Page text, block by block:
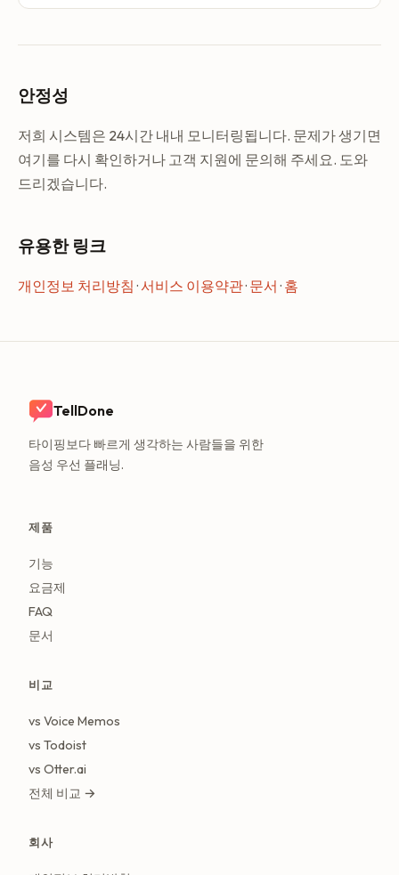
포트는 완료한 작업, 새 메모, 다가오는 일정, 패턴, AI 인사이
다 (신뢰도 85% 이상). 자동 완료된 작업은 메모 결과에서 확
안정성
저희 시스템은 24시간 내내 모니터링됩니다. 문제가 생기면
여기를 다시 확인하거나 고객 지원에 문의해 주세요. 도와
드리겠습니다.
유용한 링크
개인정보 처리방침 ·서비스 이용약관· 문서 · 홈
TellDone
타이핑보다 빠르게 생각하는 사람들을 위한
음성 우선 플래닝.
제품
기능
요금제
FAQ
문서
비교
vs Voice Memos
vs Todoist
vs Otter.ai
전체 비교 →
회사